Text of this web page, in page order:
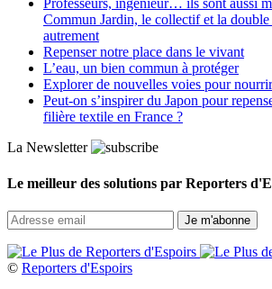
Professeurs, ingénieur… ils sont aussi
Commun Jardin, le collectif et la
autrement
Repenser notre place dans le vivant
L’eau, un bien commun à protéger
Explorer de nouvelles voies pour
Peut‑on s’inspirer du Japon pour
filière textile en France ?
La Newsletter
Le meilleur des solutions par Reporters
© Reporters d'Espoirs